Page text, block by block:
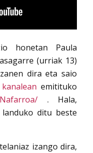
honetan Paula
(urriak 13)
dira eta saio
emitituko
. Hala,
ditu beste
izango dira,